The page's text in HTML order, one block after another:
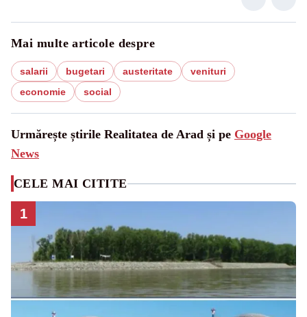
Mai multe articole despre
salarii bugetari austeritate
venituri
economie
social
Urmărește știrile Realitatea de Arad și pe Google
News
CELE MAI CITITE
1